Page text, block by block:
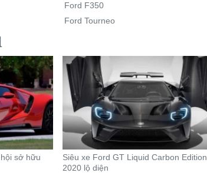
Ford F350
Ford Tourneo
sở hữu
Siêu xe Ford GT Liquid Carbon Edition
2020 lộ diện